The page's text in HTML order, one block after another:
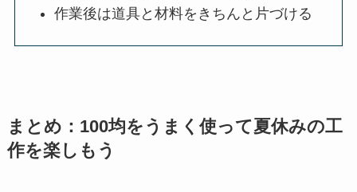
作業後は道具と材料をきちんと片づける
まとめ：100均をうまく使って夏休みの工
作を楽しもう